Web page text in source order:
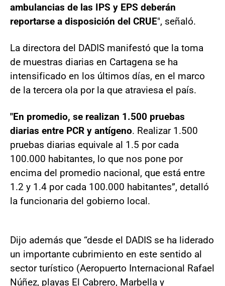
ambulancias de las IPS y EPS deberán
reportarse a disposición del CRUE", señaló.
La directora del DADIS manifestó que la toma
de muestras diarias en Cartagena se ha
intensificado en los últimos días, en el marco
de la tercera ola por la que atraviesa el país.
"En promedio, se realizan 1.500 pruebas
diarias entre PCR y antígeno. Realizar 1.500
pruebas diarias equivale al 1.5 por cada
100.000 habitantes, lo que nos pone por
encima del promedio nacional, que está entre
1.2 y 1.4 por cada 100.000 habitantes”, detalló
la funcionaria del gobierno local.
Dijo además que “desde el DADIS se ha liderado
un importante cubrimiento en este sentido al
sector turístico (Aeropuerto Internacional Rafael
Núñez, playas El Cabrero, Marbella y